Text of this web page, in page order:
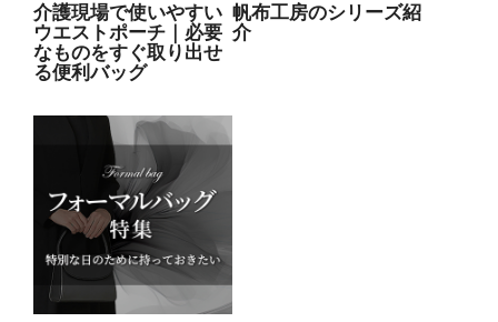
介護現場で使いやすい
ウエストポーチ｜必要
なものをすぐ取り出せ
る便利バッグ
帆布工房のシリーズ紹
介